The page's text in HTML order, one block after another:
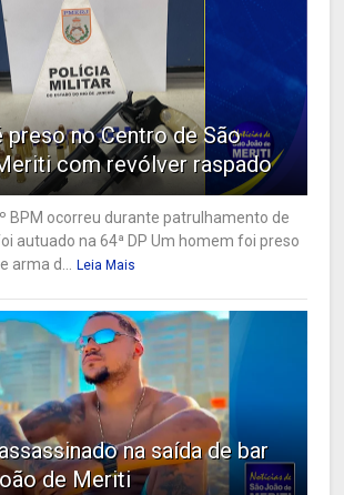
preso no Centro de São
com revólver raspado
BPM ocorreu durante patrulhamento de
autuado na 64ª DP Um homem foi preso
arma d...
Leia Mais
na saída de bar
de Meriti